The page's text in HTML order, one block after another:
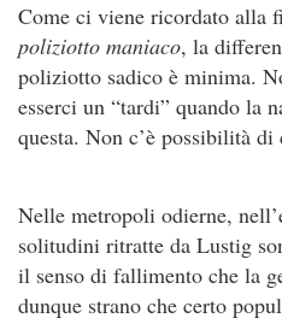
Come ci viene ricordato alla
poliziotto maniaco, la
poliziotto sadico è minima.
esserci un “tardi” quando la
questa. Non c’è possibilità di
Nelle metropoli odierne,
solitudini ritratte da Lustig
il senso di fallimento che la
dunque strano che certo